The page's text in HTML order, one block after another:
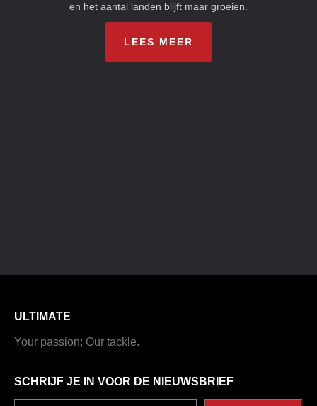
en het aantal landen blijft maar groeien.
LEES MEER
ULTIMATE
Your passion; Our tackle.
SCHRIJF JE IN VOOR DE NIEUWSBRIEF